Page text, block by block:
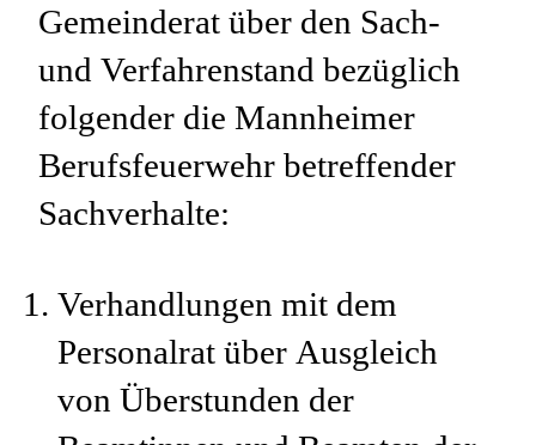
Gemeinderat über den Sach-
und Verfahrenstand bezüglich
folgender die Mannheimer
Berufsfeuerwehr betreffender
Sachverhalte:
Verhandlungen mit dem
Personalrat über Ausgleich
von Überstunden der